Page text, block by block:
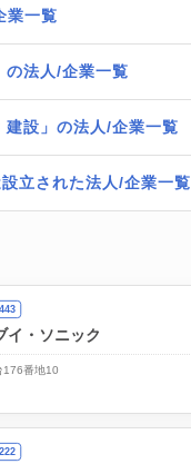
業一覧
の法人/企業一覧
建設」の法人/企業一覧
設立された法人/企業一覧
イ・ソニック
176番地10